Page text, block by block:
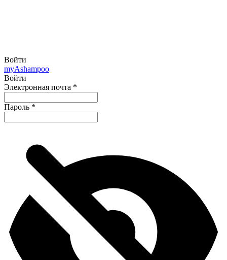
Войти
myAshampoo
Войти
Электронная почта *
Пароль *